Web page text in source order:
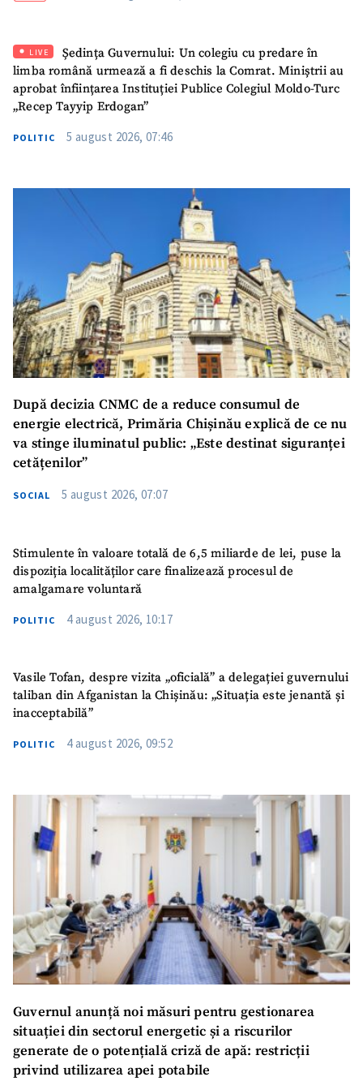
LIVE
Ședința Guvernului: Un colegiu cu predare în
limba română urmează a fi deschis la Comrat. Miniștrii au
aprobat înființarea Instituției Publice Colegiul Moldo-Turc
„Recep Tayyip Erdogan”
POLITIC 5 august 2026, 07:46
După decizia CNMC de a reduce consumul de
energie electrică, Primăria Chișinău explică de ce nu
va stinge iluminatul public: „Este destinat siguranței
cetățenilor”
SOCIAL 5 august 2026, 07:07
Stimulente în valoare totală de 6,5 miliarde de lei, puse la
dispoziția localităților care finalizează procesul de
amalgamare voluntară
POLITIC 4 august 2026, 10:17
Vasile Tofan, despre vizita „oficială” a delegației guvernului
taliban din Afganistan la Chișinău: „Situația este jenantă și
inacceptabilă”
POLITIC 4 august 2026, 09:52
Guvernul anunță noi măsuri pentru gestionarea
situației din sectorul energetic și a riscurilor
generate de o potențială criză de apă: restricții
privind utilizarea apei potabile
Titlu știre
+ Adaugă titlu
Fotografie
+ Încarcă imagine
Link media
+ Link media
CONTACT SURSĂ
Sursă anonimă
Nume+ Numele meu
Telefon
+ Telefon personal
acord cupolitica de
confidențialitate